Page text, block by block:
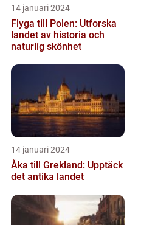
14 januari 2024
Flyga till Polen: Utforska
landet av historia och
naturlig skönhet
14 januari 2024
Åka till Grekland: Upptäck
det antika landet